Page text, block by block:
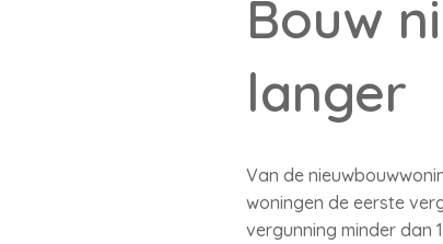
Bouw
langer
Van de
woningen de eerste
vergunning minder dan